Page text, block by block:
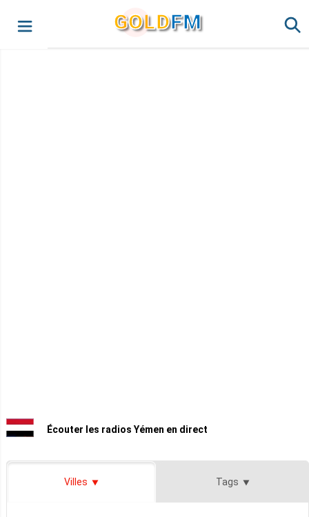
GOLDFM
Écouter les radios Yémen en direct
Villes Tags